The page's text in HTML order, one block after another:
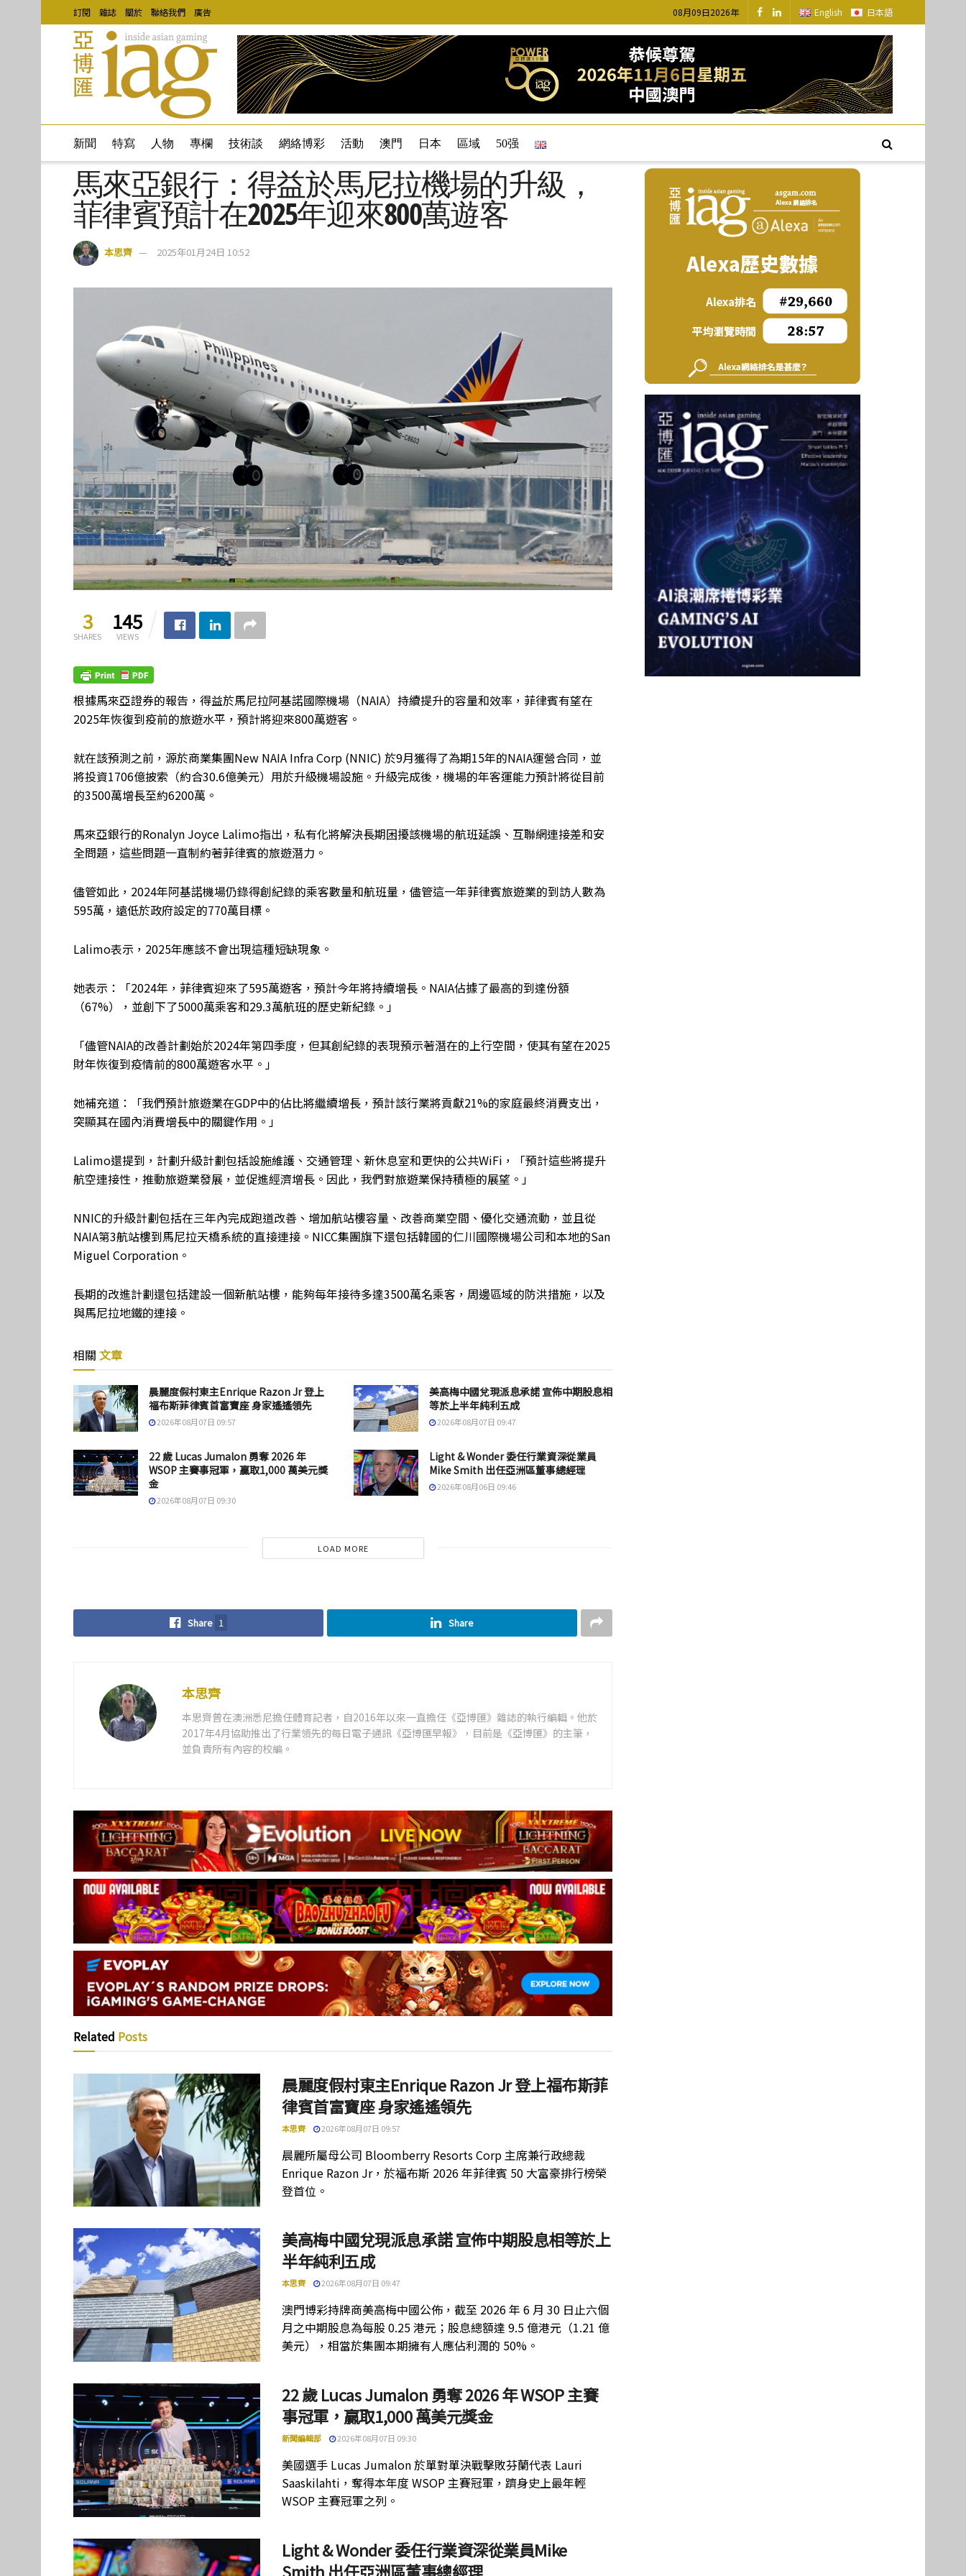
訂閱 雜誌 關於 聯絡我們 廣告 08月09日2026年 English 日本語
新聞 特寫 人物 專欄 技術談 網絡博彩 活動 澳門 日本 區域 50强
馬來亞銀行：得益於馬尼拉機場的升級，
菲律賓預計在2025年迎來800萬遊客
本思齊 2025年01月24日 10:52
3
SHARES
145
VIEWS
根據馬來亞證券的報告，得益於馬尼拉阿基諾國際機場（NAIA）持續提升的容量和效率，菲律賓有望在
2025年恢復到疫前的旅遊水平，預計將迎來800萬遊客。
就在該預測之前，源於商業集團New NAIA Infra Corp (NNIC) 於9月獲得了為期15年的NAIA運營合同，並
將投資1706億披索（約合30.6億美元）用於升級機場設施。升級完成後，機場的年客運能力預計將從目前
的3500萬增長至約6200萬。
馬來亞銀行的Ronalyn Joyce Lalimo指出，私有化將解決長期困擾該機場的航班延誤、互聯網連接差和安
全問題，這些問題一直制約著菲律賓的旅遊潛力。
儘管如此，2024年阿基諾機場仍錄得創紀錄的乘客數量和航班量，儘管這一年菲律賓旅遊業的到訪人數為
595萬，遠低於政府設定的770萬目標。
Lalimo表示，2025年應該不會出現這種短缺現象。
她表示：「2024年，菲律賓迎來了595萬遊客，預計今年將持續增長。NAIA佔據了最高的到達份額
（67%），並創下了5000萬乘客和29.3萬航班的歷史新紀錄。」
「儘管NAIA的改善計劃始於2024年第四季度，但其創紀錄的表現預示著潛在的上行空間，使其有望在2025
財年恢復到疫情前的800萬遊客水平。」
她補充道：「我們預計旅遊業在GDP中的佔比將繼續增長，預計該行業將貢獻21%的家庭最終消費支出，
突顯其在國內消費增長中的關鍵作用。」
Lalimo還提到，計劃升級計劃包括設施維護、交通管理、新休息室和更快的公共WiFi，「預計這些將提升
航空連接性，推動旅遊業發展，並促進經濟增長。因此，我們對旅遊業保持積極的展望。」
NNIC的升級計劃包括在三年內完成跑道改善、增加航站樓容量、改善商業空間、優化交通流動，並且從
NAIA第3航站樓到馬尼拉天橋系統的直接連接。NICC集團旗下還包括韓國的仁川國際機場公司和本地的San
Miguel Corporation。
長期的改進計劃還包括建設一個新航站樓，能夠每年接待多達3500萬名乘客，周邊區域的防洪措施，以及
與馬尼拉地鐵的連接。
相關 文章
晨麗度假村東主Enrique Razon Jr 登上
福布斯菲律賓首富寶座 身家遙遙領先
2026年08月07日 09:57
美高梅中國兌現派息承諾 宣佈中期股息相
等於上半年純利五成
2026年08月07日 09:47
22 歲 Lucas Jumalon 勇奪 2026 年
WSOP 主賽事冠軍，贏取1,000 萬美元獎
金
2026年08月07日 09:30
Light & Wonder 委任行業資深從業員
Mike Smith 出任亞洲區董事總經理
2026年08月06日 09:46
LOAD MORE
Share 1 Share
本思齊
本思齊曾在澳洲悉尼擔任體育記者，自2016年以來一直擔任《亞博匯》雜誌的執行編輯。他於
2017年4月協助推出了行業領先的每日電子通訊《亞博匯早報》，目前是《亞博匯》的主筆，
並負責所有內容的校編。
Related Posts
晨麗度假村東主Enrique Razon Jr 登上福布斯菲
律賓首富寶座 身家遙遙領先
本思齊 2026年08月07日 09:57
晨麗所屬母公司 Bloomberry Resorts Corp 主席兼行政總裁
Enrique Razon Jr，於福布斯 2026 年菲律賓 50 大富豪排行榜榮
登首位。
美高梅中國兌現派息承諾 宣佈中期股息相等於上
半年純利五成
本思齊 2026年08月07日 09:47
澳門博彩持牌商美高梅中國公佈，截至 2026 年 6 月 30 日止六個
月之中期股息為每股 0.25 港元；股息總額達 9.5 億港元（1.21 億
美元），相當於集團本期擁有人應佔利潤的 50%。
22 歲 Lucas Jumalon 勇奪 2026 年 WSOP 主賽
事冠軍，贏取1,000 萬美元獎金
新聞編輯部 2026年08月07日 09:30
美國選手 Lucas Jumalon 於單對單決戰擊敗芬蘭代表 Lauri
Saaskilahti，奪得本年度 WSOP 主賽冠軍，躋身史上最年輕
WSOP 主賽冠軍之列。
Light & Wonder 委任行業資深從業員Mike
Smith 出任亞洲區董事總經理